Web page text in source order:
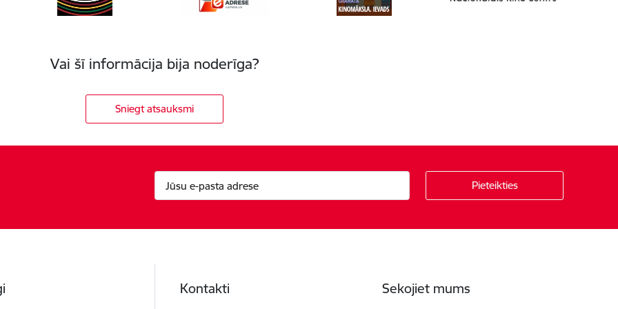
Vai šī informācija bija noderīga?
Sniegt atsauksmi
Kontakti Sekojiet mums